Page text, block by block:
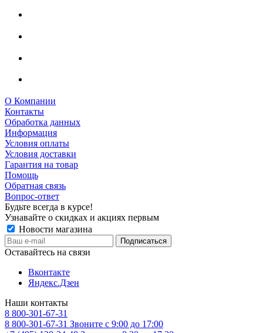
О Компании
Контакты
Обработка данных
Информация
Условия оплаты
Условия доставки
Гарантия на товар
Помощь
Обратная связь
Вопрос-ответ
Будьте всегда в курсе!
Узнавайте о скидках и акциях первым
Новости магазина
Оставайтесь на связи
Вконтакте
Яндекс.Дзен
Наши контакты
8 800-301-67-31
8 800-301-67-31 Звоните с 9:00 до 17:00